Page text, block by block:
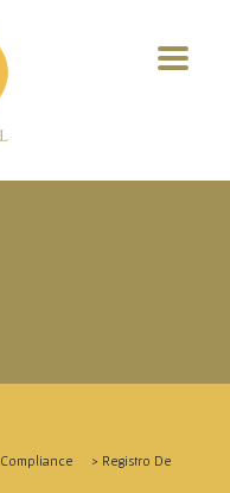
Compliance > Registro De